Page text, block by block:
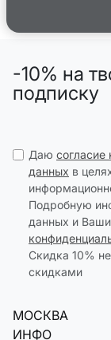
-10% на
подписку
Даю согласие
данных в
Подробную
данных и
Скидка 10%
скидками
МОСКВА
ИНФО